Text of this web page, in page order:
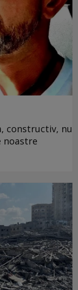
constructiv, nu
noastre